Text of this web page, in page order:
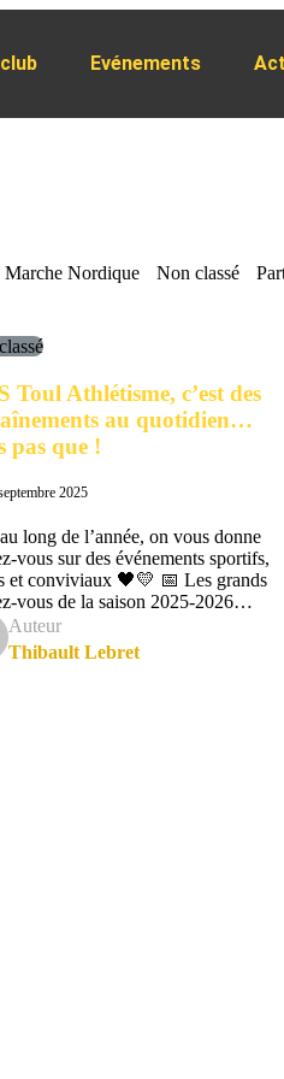
Evénements
Marche Nordique Non classé
Toul Athlétisme, c’est des
au quotidien…
pas que !
2025
long de l’année, on vous donne
vous sur des événements sportifs,
et conviviaux 🖤💛 📅 Les grands
vous de la saison 2025-2026…
Auteur
Thibault Lebret